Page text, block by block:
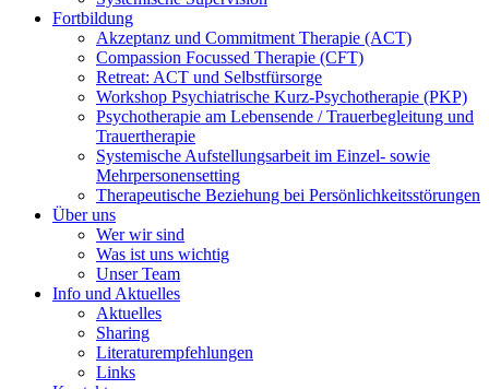
Fortbildung
Akzeptanz und Commitment Therapie (ACT)
Compassion Focussed Therapie (CFT)
Retreat: ACT und Selbstfürsorge
Workshop Psychiatrische Kurz-Psychotherapie (PKP)
Psychotherapie am Lebensende / Trauerbegleitung und
Trauertherapie
Systemische Aufstellungsarbeit im Einzel- sowie
Mehrpersonensetting
Therapeutische Beziehung bei Persönlichkeitsstörungen
Über uns
Wer wir sind
Was ist uns wichtig
Unser Team
Info und Aktuelles
Aktuelles
Sharing
Literaturempfehlungen
Links